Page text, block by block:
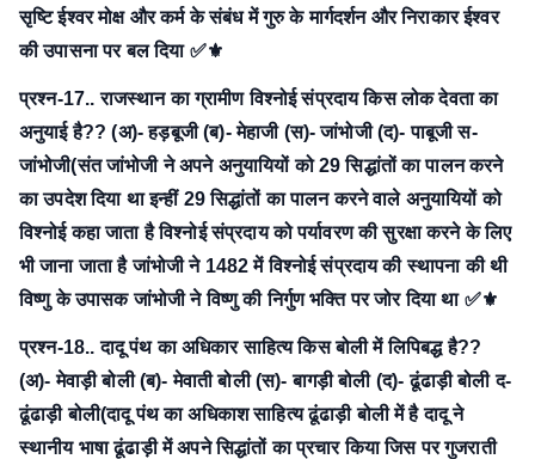
सृष्टि ईश्वर मोक्ष और कर्म के संबंध में गुरु के मार्गदर्शन और निराकार ईश्वर
की उपासना पर बल दिया ✅⚜
प्रश्न-17.. राजस्थान का ग्रामीण विश्नोई संप्रदाय किस लोक देवता का
अनुयाई है?? (अ)- हड़बूजी (ब)- मेहाजी (स)- जांभोजी (द)- पाबूजी स-
जांभोजी(संत जांभोजी ने अपने अनुयायियों को 29 सिद्धांतों का पालन करने
का उपदेश दिया था इन्हीं 29 सिद्धांतों का पालन करने वाले अनुयायियों को
विश्नोई कहा जाता है विश्नोई संप्रदाय को पर्यावरण की सुरक्षा करने के लिए
भी जाना जाता है जांभोजी ने 1482 में विश्नोई संप्रदाय की स्थापना की थी
विष्णु के उपासक जांभोजी ने विष्णु की निर्गुण भक्ति पर जोर दिया था ✅⚜
प्रश्न-18.. दादू पंथ का अधिकार साहित्य किस बोली में लिपिबद्ध है??
(अ)- मेवाड़ी बोली (ब)- मेवाती बोली (स)- बागड़ी बोली (द)- ढूंढाड़ी बोली द-
ढूंढाड़ी बोली(दादू पंथ का अधिकाश साहित्य ढूंढाड़ी बोली में है दादू ने
स्थानीय भाषा ढूंढाड़ी में अपने सिद्धांतों का प्रचार किया जिस पर गुजराती